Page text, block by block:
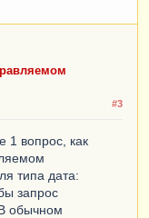
#3
1 вопрос, как
типа дата:
запрос
обычном